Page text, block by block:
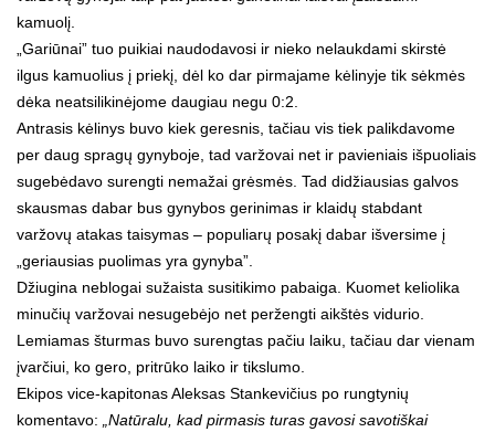
kamuolį.
„Gariūnai” tuo puikiai naudodavosi ir nieko nelaukdami skirstė
ilgus kamuolius į priekį, dėl ko dar pirmajame kėlinyje tik sėkmės
dėka neatsilikinėjome daugiau negu 0:2.
Antrasis kėlinys buvo kiek geresnis, tačiau vis tiek palikdavome
per daug spragų gynyboje, tad varžovai net ir pavieniais išpuoliais
sugebėdavo surengti nemažai grėsmės. Tad didžiausias galvos
skausmas dabar bus gynybos gerinimas ir klaidų stabdant
varžovų atakas taisymas – populiarų posakį dabar išversime į
„geriausias puolimas yra gynyba”.
Džiugina neblogai sužaista susitikimo pabaiga. Kuomet keliolika
minučių varžovai nesugebėjo net peržengti aikštės vidurio.
Lemiamas šturmas buvo surengtas pačiu laiku, tačiau dar vienam
įvarčiui, ko gero, pritrūko laiko ir tikslumo.
Ekipos vice-kapitonas Aleksas Stankevičius po rungtynių
komentavo:
„Natūralu, kad pirmasis turas gavosi savotiškai